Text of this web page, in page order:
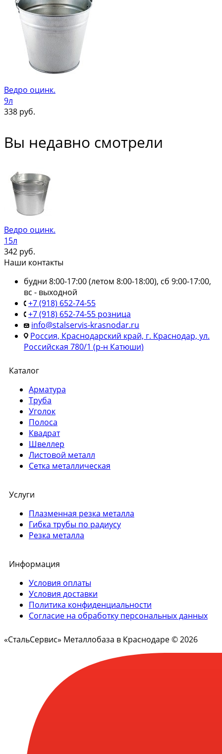
Ведро оцинк.
9л
338 руб.
Вы недавно смотрели
Ведро оцинк.
15л
342 руб.
Наши контакты
будни 8:00-17:00 (летом 8:00-18:00), сб 9:00-17:00,
вс - выходной
+7 (918) 652-74-55
+7 (918) 652-74-55 розница
info@stalservis-krasnodar.ru
Россия, Краснодарский край, г. Краснодар, ул.
Российская 780/1 (р-н Катюши)
Каталог
Арматура
Труба
Уголок
Полоса
Квадрат
Швеллер
Листовой металл
Сетка металлическая
Услуги
Плазменная резка металла
Гибка трубы по радиусу
Резка металла
Информация
Условия оплаты
Условия доставки
Политика конфиденциальности
Согласие на обработку персональных данных
«СтальСервис» Металлобаза в Краснодаре © 2026